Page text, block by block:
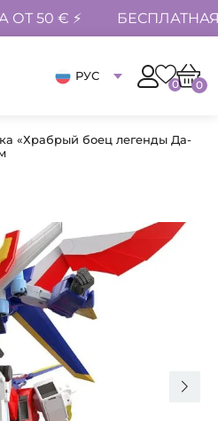
50 € ⚡
РУС
0 0
«Храбрый боец легенды Да-